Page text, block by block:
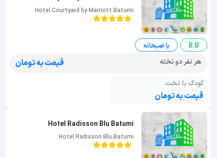
Hotel Courtyard by Marriott Batumi
B.B
با صبحانه
هر نفر دو تخته
قیمت به تومان
کودک با تخت
قیمت به تومان
Hotel Radisson Blu Batumi
Hotel Radisson Blu Batumi